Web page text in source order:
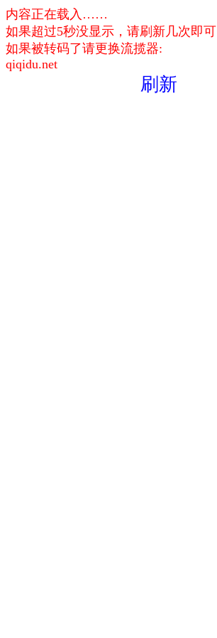
内容正在载入……
如果超过5秒没显示，请刷新几次即可
如果被转码了请更换流揽器:
qiqidu.net
刷新